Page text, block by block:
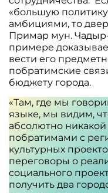
«большую
амбициями, то
Примар мун.
примере
вести его
побратимские
бюджету города.
«Там, где мы
языке, мы видим,
абсолютно
побратимами с
культурных
переговоры о
социального
получить два